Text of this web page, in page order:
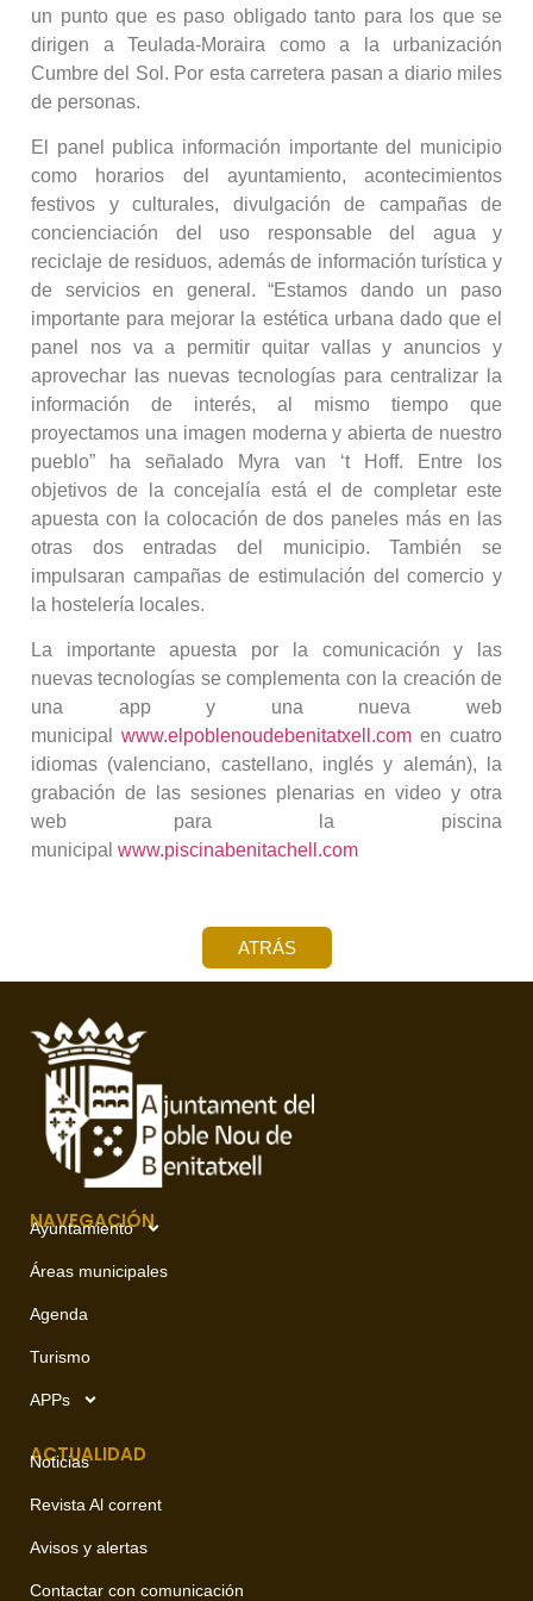
un punto que es paso obligado tanto para los que se
dirigen a Teulada-Moraira como a la urbanización
Cumbre del Sol. Por esta carretera pasan a diario miles
de personas.
El panel publica información importante del municipio
como horarios del ayuntamiento, acontecimientos
festivos y culturales, divulgación de campañas de
concienciación del uso responsable del agua y
reciclaje de residuos, además de información turística y
de servicios en general. “Estamos dando un paso
importante para mejorar la estética urbana dado que el
panel nos va a permitir quitar vallas y anuncios y
aprovechar las nuevas tecnologías para centralizar la
información de interés, al mismo tiempo que
proyectamos una imagen moderna y abierta de nuestro
pueblo” ha señalado Myra van ‘t Hoff. Entre los
objetivos de la concejalía está el de completar este
apuesta con la colocación de dos paneles más en las
otras dos entradas del municipio. También se
impulsaran campañas de estimulación del comercio y
la hostelería locales.
La importante apuesta por la comunicación y las
nuevas tecnologías se complementa con la creación de
una app y una nueva web
municipal www.elpoblenoudebenitatxell.com en cuatro
idiomas (valenciano, castellano, inglés y alemán), la
grabación de las sesiones plenarias en video y otra
web para la piscina
municipal www.piscinabenitachell.com
ATRÁS
NAVEGACIÓN
Ayuntamiento
Áreas municipales
Agenda
Turismo
APPs
ACTUALIDAD
Noticias
Revista Al corrent
Avisos y alertas
Contactar con comunicación